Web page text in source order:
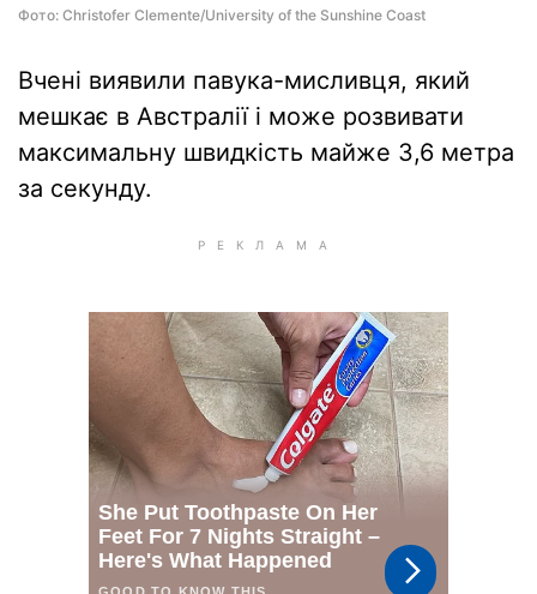
Фото: Christofer Clemente/University of the Sunshine Coast
Вчені виявили павука-мисливця, який
мешкає в Австралії і може розвивати
максимальну швидкість майже 3,6 метра
за секунду.